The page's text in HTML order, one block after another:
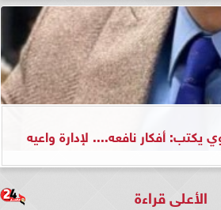
أفكار نافعه.... لإدارة واعيه
الأعلى قراءة